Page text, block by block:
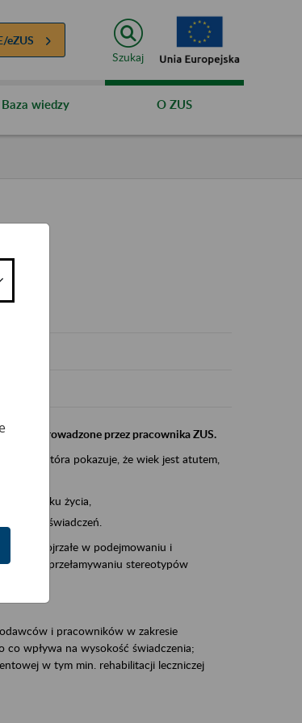
eZUS
Szukaj
Baza wiedzy O ZUS
przeprowadzone przez pracownika ZUS.
która pokazuje, że wiek jest atutem,
roku życia,
świadczeń.
osoby dojrzałe w podejmowaniu i
oraz przełamywaniu stereotypów
i pracowników w zakresie
co wpływa na wysokość świadczenia;
w tym min. rehabilitacji leczniczej